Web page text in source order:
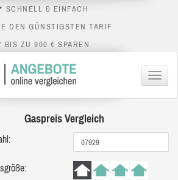
SCHNELL & EINFACH
DEN GÜNSTIGSTEN TARIF
BIS ZU 900 € SPAREN
Menü
Gaspreis Vergleich